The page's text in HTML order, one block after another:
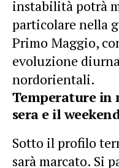
instabilità potrà
particolare nella
Primo Maggio,
evoluzione
nordorientali.
Temperature in
sera e il
Sotto il profilo
sarà marcato. Si